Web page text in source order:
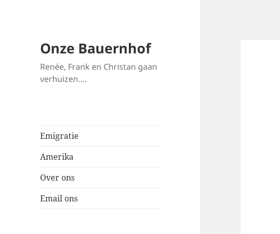
Onze Bauernhof
Renée, Frank en Christan gaan
verhuizen….
Emigratie
Amerika
Over ons
Email ons